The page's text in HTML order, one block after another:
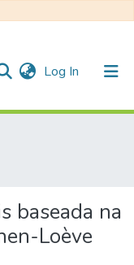
Log In (current)
baseada na
Loève